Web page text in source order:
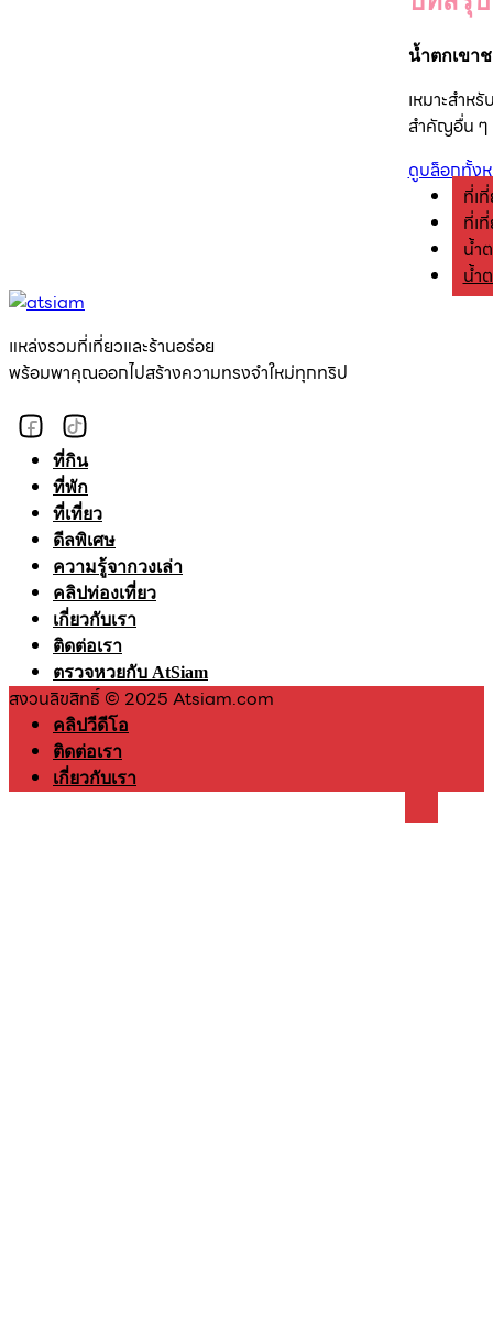
น้ำตกเขา
เหมาะสำห
สำคัญอื่น ๆ
ดูบล็อกทั้ง
ที่เ
ที่เ
น้ำ
น้ำ
แหล่งรวมที่เที่ยวและร้านอร่อย
พร้อมพาคุณออกไปสร้างความทรงจำใหม่ทุกทริป
ที่กิน
ที่พัก
ที่เที่ยว
ดีลพิเศษ
ความรู้จากวงเล่า
คลิปท่องเที่ยว
เกี่ยวกับเรา
ติดต่อเรา
ตรวจหวยกับ AtSiam
สงวนลิขสิทธิ์ © 2025 Atsiam.com
คลิปวีดีโอ
ติดต่อเรา
เกี่ยวกับเรา